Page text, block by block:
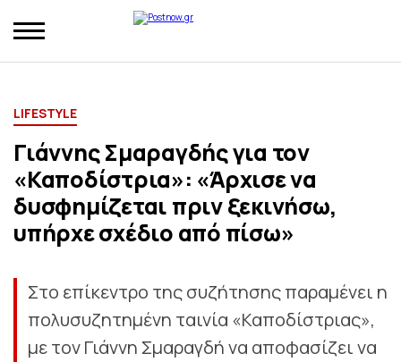
LIFESTYLE
Γιάννης Σμαραγδής για τον
«Καποδίστρια»: «Άρχισε να
δυσφημίζεται πριν ξεκινήσω,
υπήρχε σχέδιο από πίσω»
Στο επίκεντρο της συζήτησης παραμένει η
πολυσυζητημένη ταινία «Καποδίστριας»,
με τον Γιάννη Σμαραγδή να αποφασίζει να